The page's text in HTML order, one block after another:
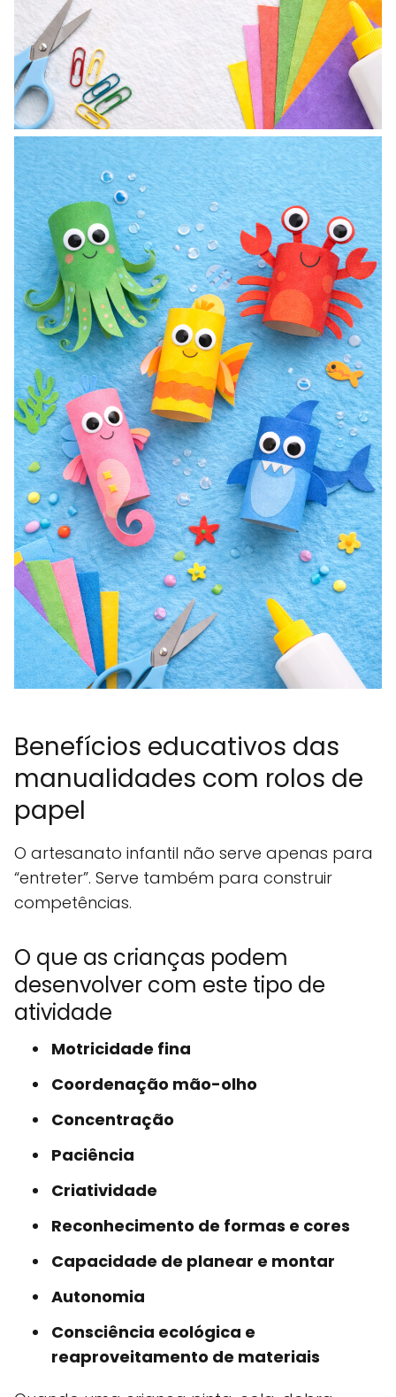
Benefícios educativos das
manualidades com rolos de
papel
O artesanato infantil não serve apenas para
“entreter”. Serve também para construir
competências.
O que as crianças podem
desenvolver com este tipo de
atividade
Motricidade fina
Coordenação mão-olho
Concentração
Paciência
Criatividade
Reconhecimento de formas e cores
Capacidade de planear e montar
Autonomia
Consciência ecológica e
reaproveitamento de materiais